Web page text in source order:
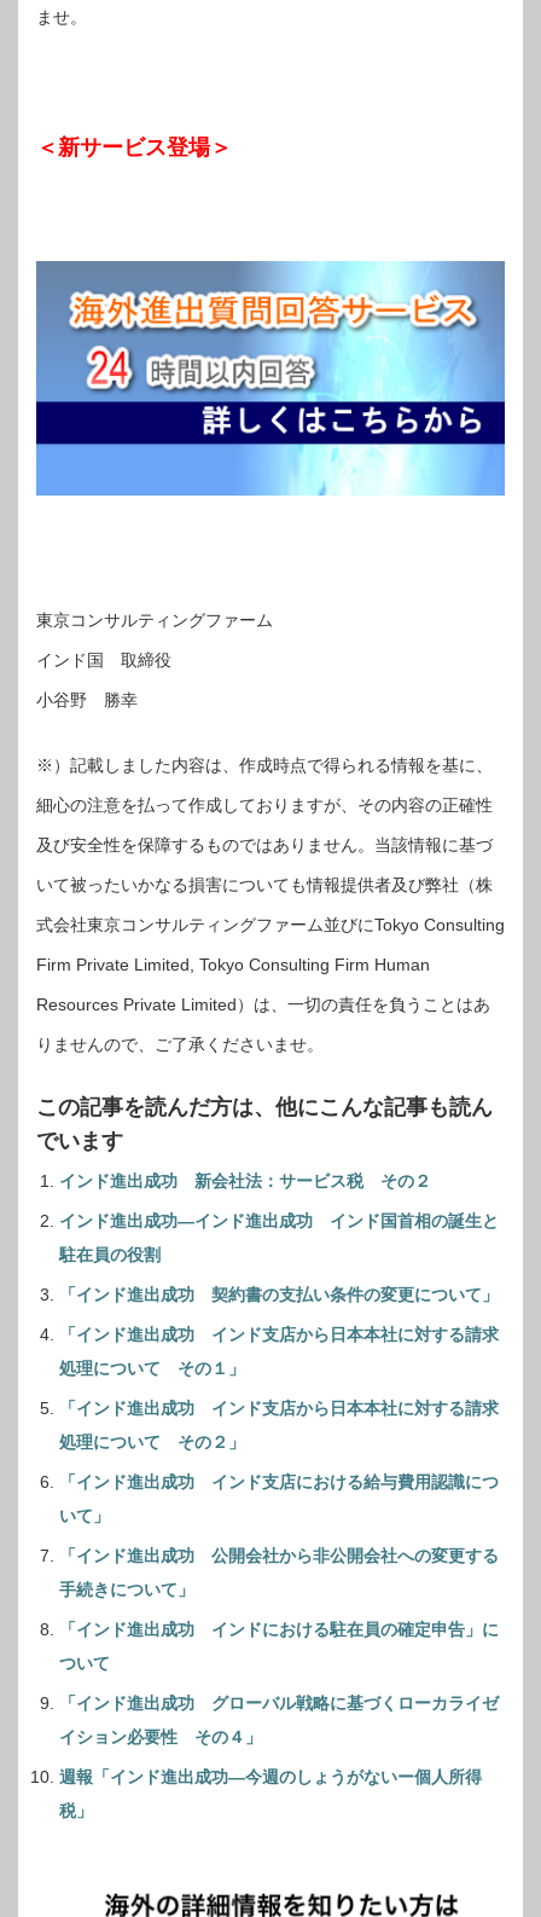
ませ。
＜新サービス登場＞
東京コンサルティングファーム
インド国 取締役
小谷野 勝幸
※）記載しました内容は、作成時点で得られる情報を基に、
細心の注意を払って作成しておりますが、その内容の正確性
及び安全性を保障するものではありません。当該情報に基づ
いて被ったいかなる損害についても情報提供者及び弊社（株
式会社東京コンサルティングファーム並びにTokyo Consulting
Firm Private Limited, Tokyo Consulting Firm Human
Resources Private Limited）は、一切の責任を負うことはあ
りませんので、ご了承くださいませ。
この記事を読んだ方は、他にこんな記事も読ん
でいます
インド進出成功 新会社法：サービス税 その２
インド進出成功―インド進出成功 インド国首相の誕生と
駐在員の役割
「インド進出成功 契約書の支払い条件の変更について」
「インド進出成功 インド支店から日本本社に対する請求
処理について その１」
「インド進出成功 インド支店から日本本社に対する請求
処理について その２」
「インド進出成功 インド支店における給与費用認識につ
いて」
「インド進出成功 公開会社から非公開会社への変更する
手続きについて」
「インド進出成功 インドにおける駐在員の確定申告」に
ついて
「インド進出成功 グローバル戦略に基づくローカライゼ
イション必要性 その４」
週報「インド進出成功―今週のしょうがないー個人所得
税」